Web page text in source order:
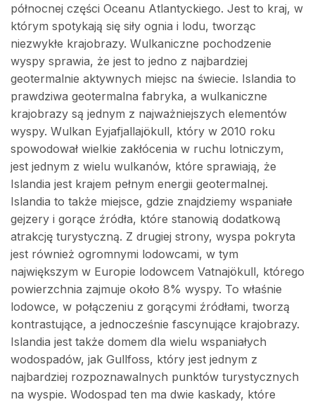
północnej części Oceanu Atlantyckiego. Jest to kraj, w
którym spotykają się siły ognia i lodu, tworząc
niezwykłe krajobrazy. Wulkaniczne pochodzenie
wyspy sprawia, że jest to jedno z najbardziej
geotermalnie aktywnych miejsc na świecie. Islandia to
prawdziwa geotermalna fabryka, a wulkaniczne
krajobrazy są jednym z najważniejszych elementów
wyspy. Wulkan Eyjafjallajökull, który w 2010 roku
spowodował wielkie zakłócenia w ruchu lotniczym,
jest jednym z wielu wulkanów, które sprawiają, że
Islandia jest krajem pełnym energii geotermalnej.
Islandia to także miejsce, gdzie znajdziemy wspaniałe
gejzery i gorące źródła, które stanowią dodatkową
atrakcję turystyczną. Z drugiej strony, wyspa pokryta
jest również ogromnymi lodowcami, w tym
największym w Europie lodowcem Vatnajökull, którego
powierzchnia zajmuje około 8% wyspy. To właśnie
lodowce, w połączeniu z gorącymi źródłami, tworzą
kontrastujące, a jednocześnie fascynujące krajobrazy.
Islandia jest także domem dla wielu wspaniałych
wodospadów, jak Gullfoss, który jest jednym z
najbardziej rozpoznawalnych punktów turystycznych
na wyspie. Wodospad ten ma dwie kaskady, które